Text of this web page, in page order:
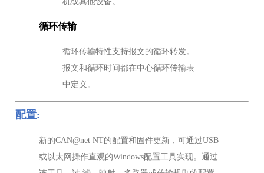
循环传输
循环传输特性支持报文的循环转发。
报文和循环时间都在中心循环传输表
中定义。
配置:
新的CAN@net NT的配置和固件更新，可通过USB
或以太网操作直观的Windows配置工具实现。通过